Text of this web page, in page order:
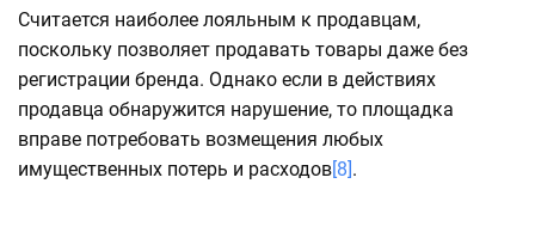
Считается наиболее лояльным к продавцам,
поскольку позволяет продавать товары даже без
регистрации бренда. Однако если в действиях
продавца обнаружится нарушение, то площадка
вправе потребовать возмещения любых
имущественных потерь и расходов[8] .